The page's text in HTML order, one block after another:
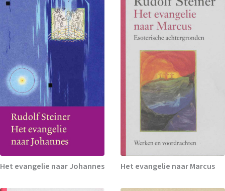
Het evangelie naar Johannes Het evangelie naar Marcus